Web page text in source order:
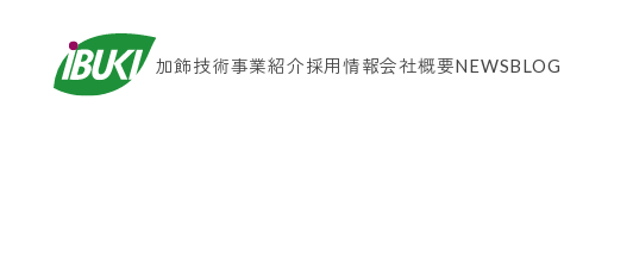
加飾技術事業紹介採用情報会社概要NEWSBLOG